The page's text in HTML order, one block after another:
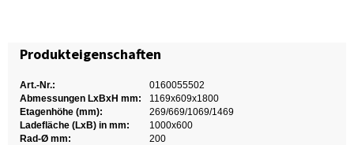
Produkteigenschaften
Art.-Nr.:
0160055502
Abmessungen LxBxH mm:
1169x609x1800
Etagenhöhe (mm):
269/669/1069/1469
Ladefläche (LxB) in mm:
1000x600
Rad-Ø mm:
200